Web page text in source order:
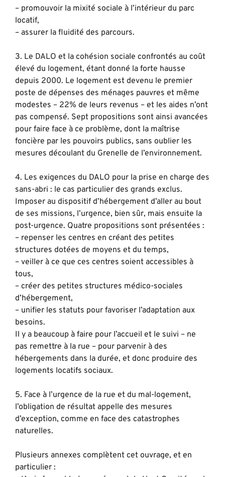
– promouvoir la mixité sociale à l’intérieur du parc
locatif,
– assurer la fluidité des parcours.
3. Le DALO et la cohésion sociale confrontés au coût
élevé du logement, étant donné la forte hausse
depuis 2000. Le logement est devenu le premier
poste de dépenses des ménages pauvres et même
modestes – 22% de leurs revenus – et les aides n’ont
pas compensé. Sept propositions sont ainsi avancées
pour faire face à ce problème, dont la maîtrise
foncière par les pouvoirs publics, sans oublier les
mesures découlant du Grenelle de l’environnement.
4. Les exigences du DALO pour la prise en charge des
sans-abri : le cas particulier des grands exclus.
Imposer au dispositif d’hébergement d’aller au bout
de ses missions, l’urgence, bien sûr, mais ensuite la
post-urgence. Quatre propositions sont présentées :
– repenser les centres en créant des petites
structures dotées de moyens et du temps,
– veiller à ce que ces centres soient accessibles à
tous,
– créer des petites structures médico-sociales
d’hébergement,
– unifier les statuts pour favoriser l’adaptation aux
besoins.
Il y a beaucoup à faire pour l’accueil et le suivi – ne
pas remettre à la rue – pour parvenir à des
hébergements dans la durée, et donc produire des
logements locatifs sociaux.
5. Face à l’urgence de la rue et du mal-logement,
l’obligation de résultat appelle des mesures
d’exception, comme en face des catastrophes
naturelles.
Plusieurs annexes complètent cet ouvrage, et en
particulier :